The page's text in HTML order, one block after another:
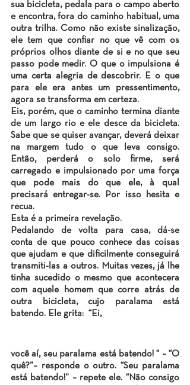
sua bicicleta, pedala para o campo aberto
e encontra, fora do caminho habitual, uma
outra trilha. Como não existe sinalização,
ele tem que confiar no que vê com os
próprios olhos diante de si e no que seu
passo pode medir. O que o impulsiona é
uma certa alegria de descobrir. E o que
para ele era antes um pressentimento,
agora se transforma em certeza.
Eis, porém, que o caminho termina diante
de um largo rio e ele desce da bicicleta.
Sabe que se quiser avançar, deverá deixar
na margem tudo o que leva consigo.
Então, perderá o solo firme, será
carregado e impulsionado por uma força
que pode mais do que ele, à qual
precisará entregar-se. Por isso hesita e
recua.
Esta é a primeira revelação.
Pedalando de volta para casa, dá-se
conta de que pouco conhece das coisas
que ajudam e que dificilmente conseguirá
transmiti-las a outros. Muitas vezes, já lhe
tinha sucedido o mesmo que acontecera
com aquele homem que corre atrás de
outra bicicleta, cujo paralama está
batendo. Ele grita:  “Ei,
você aí, seu paralama está batendo! “ – “O
quê?”– responde o outro. “Seu paralama
está batendo!” – repete ele. “Não consigo